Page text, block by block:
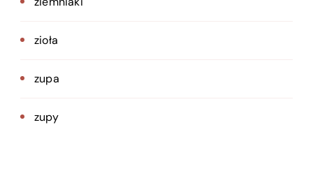
zioła
zupa
zupy